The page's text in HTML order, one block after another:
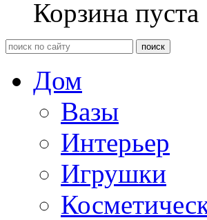
Корзина пуста
Дом
Вазы
Интерьер
Игрушки